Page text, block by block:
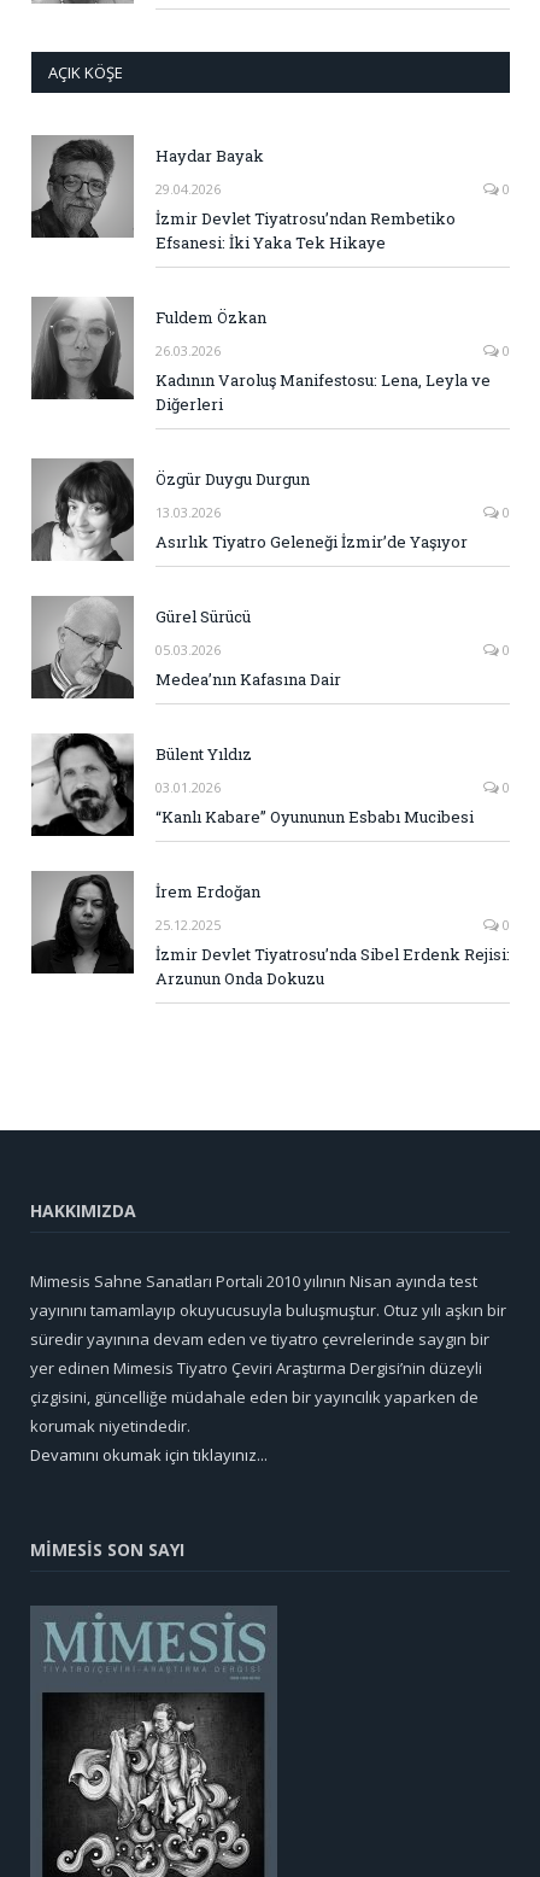
AÇIK KÖŞE
Haydar Bayak
29.04.2026 0
İzmir Devlet Tiyatrosu’ndan Rembetiko
Efsanesi: İki Yaka Tek Hikaye
Fuldem Özkan
26.03.2026 0
Kadının Varoluş Manifestosu: Lena, Leyla ve
Diğerleri
Özgür Duygu Durgun
13.03.2026 0
Asırlık Tiyatro Geleneği İzmir’de Yaşıyor
Gürel Sürücü
05.03.2026 0
Medea’nın Kafasına Dair
Bülent Yıldız
03.01.2026 0
“Kanlı Kabare” Oyununun Esbabı Mucibesi
İrem Erdoğan
25.12.2025 0
İzmir Devlet Tiyatrosu’nda Sibel Erdenk Rejisi:
Arzunun Onda Dokuzu
HAKKIMIZDA
Mimesis Sahne Sanatları Portali 2010 yılının Nisan ayında test
yayınını tamamlayıp okuyucusuyla buluşmuştur. Otuz yılı aşkın bir
süredir yayınına devam eden ve tiyatro çevrelerinde saygın bir
yer edinen Mimesis Tiyatro Çeviri Araştırma Dergisi’nin düzeyli
çizgisini, güncelliğe müdahale eden bir yayıncılık yaparken de
korumak niyetindedir.
Devamını okumak için tıklayınız...
MİMESİS SON SAYI